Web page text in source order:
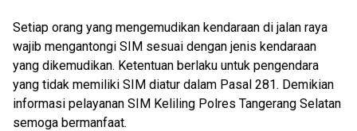
Setiap orang yang mengemudikan kendaraan di jalan raya
wajib mengantongi SIM sesuai dengan jenis kendaraan
yang dikemudikan. Ketentuan berlaku untuk pengendara
yang tidak memiliki SIM diatur dalam Pasal 281. Demikian
informasi pelayanan SIM Keliling Polres Tangerang Selatan
semoga bermanfaat.